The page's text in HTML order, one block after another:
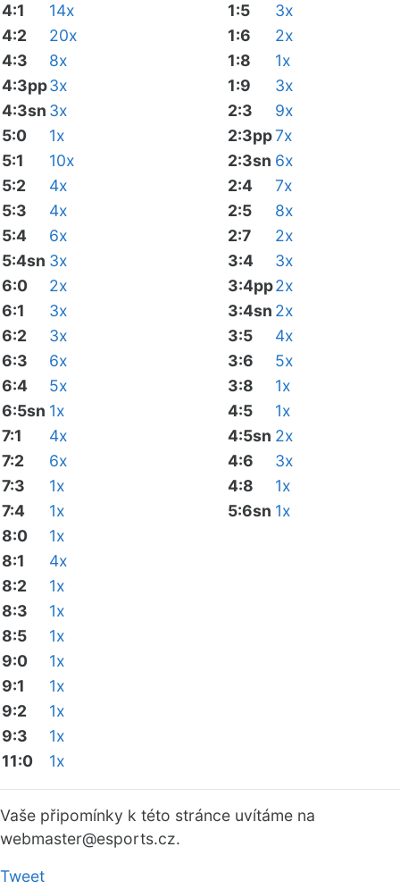
4:1
14x
4:2
20x
4:3
8x
4:3pp3x
4:3sn 3x
5:0
1x
5:1
10x
5:2
4x
5:3
4x
5:4
6x
5:4sn 3x
6:0
2x
6:1
3x
6:2
3x
6:3
6x
6:4
5x
6:5sn 1x
7:1
4x
7:2
6x
7:3
1x
7:4
1x
8:0
1x
8:1
4x
8:2
1x
8:3
1x
8:5
1x
9:0
1x
9:1
1x
9:2
1x
9:3
1x
11:0
1x
1:5
3x
1:6
2x
1:8
1x
1:9
3x
2:3
9x
2:3pp7x
2:3sn 6x
2:4
7x
2:5
8x
2:7
2x
3:4
3x
3:4pp2x
3:4sn 2x
3:5
4x
3:6
5x
3:8
1x
4:5
1x
4:5sn 2x
4:6
3x
4:8
1x
5:6sn 1x
Vaše připomínky k této stránce uvítáme na
webmaster@esports.cz.
Tweet